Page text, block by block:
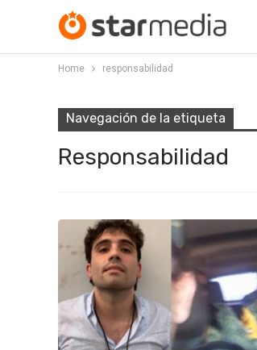
Home responsabilidad
Navegación de la etiqueta
Responsabilidad